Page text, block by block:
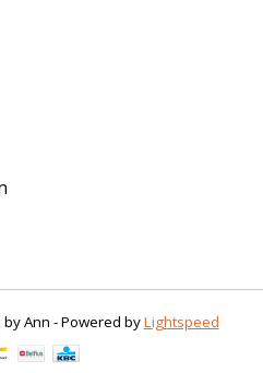
Ann - Powered byLightspeed